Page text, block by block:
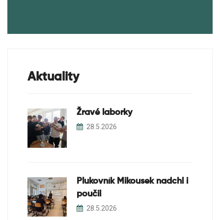
Školní sběry
Aktuality
Žravé laborky
28.5.2026
Plukovník Mikousek nadchl i
poučil
28.5.2026